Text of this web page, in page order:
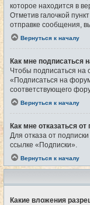
которое находится в
Отметив галочкой
отправке сообщения,
Вернуться к началу
Как мне подписаться
Чтобы подписаться
«Подписаться на
соответствующего
Вернуться к началу
Как мне отказаться от
Для отказа от
ссылке «Подписки».
Вернуться к началу
Какие вложения